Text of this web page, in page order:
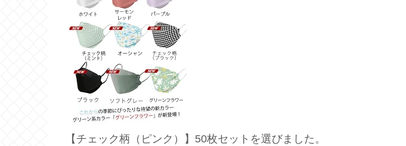
【チェック柄（ピンク）】50枚セットを選びました。